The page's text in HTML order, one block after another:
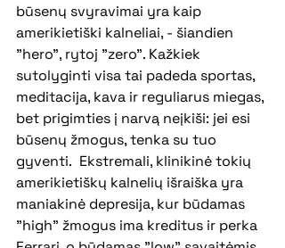
būsenų svyravimai yra kaip
amerikietiški kalneliai, - šiandien
"hero", rytoj "zero". Kažkiek
sutolyginti visa tai padeda sportas,
meditacija, kava ir reguliarus miegas,
bet prigimties į narvą neįkiši: jei esi
būsenų žmogus, tenka su tuo
gyventi.  Ekstremali, klinikinė tokių
amerikietiškų kalnelių išraiška yra
maniakinė depresija, kur būdamas
"high" žmogus ima kreditus ir perka